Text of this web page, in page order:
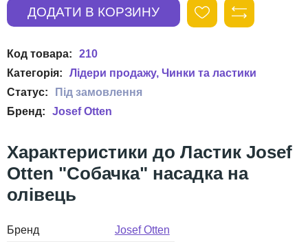
210
Лідери продажу Чинки та ластики
Josef Otten
Ластик Josef
Otten "Собачка" насадка на
олівець
Бренд
Josef Otten